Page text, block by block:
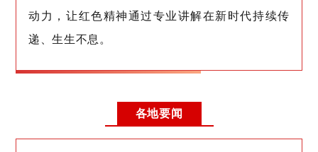
动力，让红色精神通过专业讲解在新时代持续传
递、生生不息。
各地要闻